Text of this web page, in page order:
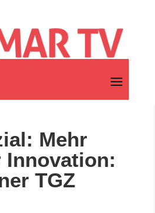
Mehr
Innovation:
TGZ